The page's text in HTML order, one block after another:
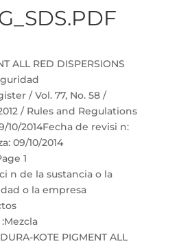
ALL RED DISPERSIONS
/ Vol. 77, No. 58 /
/ Rules and Regulations
10/2014Fecha de revisi n:
09/10/2014
1
n de la sustancia o la
o la empresa
KOTE PIGMENT ALL